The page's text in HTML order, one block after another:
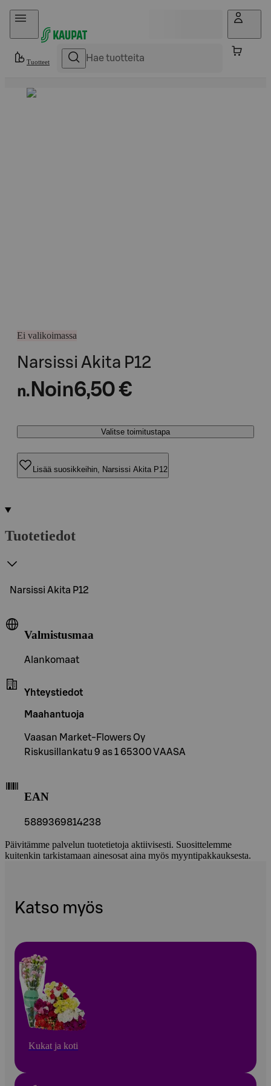
Hyppää sisältöön
Tuotteet
Ei valikoimassa
Narsissi Akita P12
n. Noin6,50 €
Valitse toimitustapa
Lisää suosikkeihin, Narsissi Akita P12
Tuotetiedot
Narsissi Akita P12
Valmistusmaa
Alankomaat
Yhteystiedot
Maahantuoja
Vaasan Market-Flowers Oy
Riskusillankatu 9 as 1 65300 VAASA
EAN
5889369814238
Päivitämme palvelun tuotetietoja aktiivisesti. Suosittelemme
kuitenkin tarkistamaan ainesosat aina myös myyntipakkauksesta.
Katso myös
Kukat ja koti